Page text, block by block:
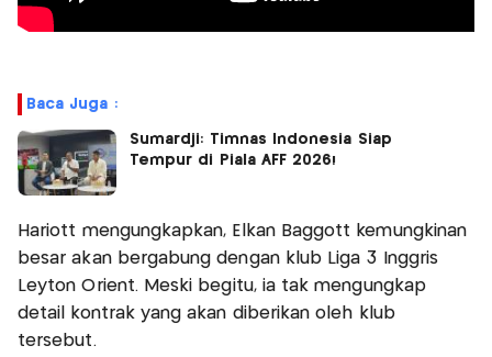
Baca Juga :
Sumardji: Timnas Indonesia Siap
Tempur di Piala AFF 2026!
Hariott mengungkapkan, Elkan Baggott kemungkinan
besar akan bergabung dengan klub Liga 3 Inggris
Leyton Orient. Meski begitu, ia tak mengungkap
detail kontrak yang akan diberikan oleh klub
tersebut.